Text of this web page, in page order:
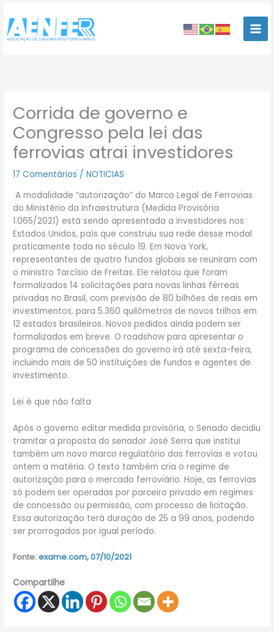
para
conteúdo
Corrida de governo e
Congresso pela lei das
ferrovias atrai investidores
17 Comentários /NOTICIAS
A modalidade “autorização” do Marco Legal de Ferrovias
do Ministério da Infraestrutura (Medida Provisória
1.065/2021) está sendo apresentada a investidores nos
Estados Unidos, país que construiu sua rede desse modal
praticamente toda no século 19. Em Nova York,
representantes de quatro fundos globais se reuniram com
o ministro Tarcísio de Freitas. Ele relatou que foram
formalizados 14 solicitações para novas linhas férreas
privadas no Brasil, com previsão de 80 bilhões de reais em
investimentos, para 5.360 quilômetros de novos trilhos em
12 estados brasileiros. Novos pedidos ainda podem ser
formalizados em breve. O roadshow para apresentar o
programa de concessões do governo irá até sexta-feira,
incluindo mais de 50 instituições de fundos e agentes de
investimento.
Lei é que não falta
Após o governo editar medida provisória, o Senado decidiu
tramitar a proposta do senador José Serra que institui
também um novo marco regulatório das ferrovias e votou
ontem a matéria. O texto também cria o regime de
autorização para o mercado ferroviário. Hoje, as ferrovias
só podem ser operadas por parceiro privado em regimes
de concessão ou permissão, com processo de licitação.
Essa autorização terá duração de 25 a 99 anos, podendo
ser prorrogados por igual período.
Fonte:exame.com, 07/10/2021
Compartilhe